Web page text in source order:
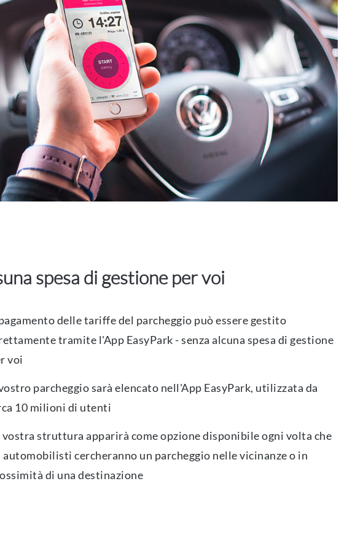
spesa di gestione per voi
delle tariffe del parcheggio può essere gestito
tramite l'App EasyPark - senza alcuna spesa di gestione
voi
parcheggio sarà elencato nell'App EasyPark, utilizzata da
10 milioni di utenti
vostra struttura apparirà come opzione disponibile ogni volta che
automobilisti cercheranno un parcheggio nelle vicinanze o in
di una destinazione